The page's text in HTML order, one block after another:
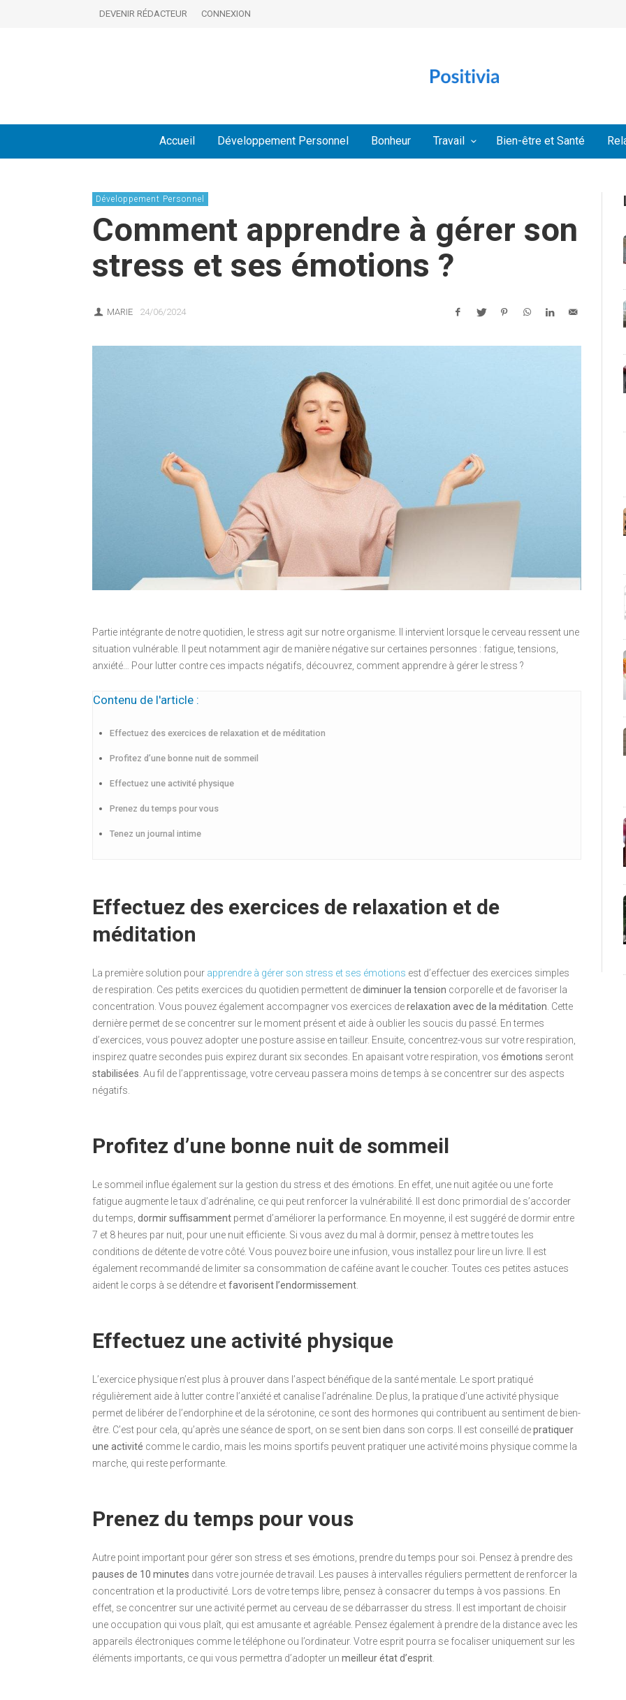
DEVENIR RÉDACTEUR CONNEXION
Accueil Développement Personnel Bonheur Travail Bien-être et Santé
Développement Personnel
Comment apprendre à gérer son
stress et ses émotions ?
MARIE 24/06/2024
Partie intégrante de notre quotidien, le stress agit sur notre organisme. Il intervient lorsque le cerveau ressent une
situation vulnérable. Il peut notamment agir de manière négative sur certaines personnes : fatigue, tensions,
anxiété… Pour lutter contre ces impacts négatifs, découvrez, comment apprendre à gérer le stress ?
Contenu de l'article :
Effectuez des exercices de relaxation et de méditation
Profitez d’une bonne nuit de sommeil
Effectuez une activité physique
Prenez du temps pour vous
Tenez un journal intime
Effectuez des exercices de relaxation et de
méditation
La première solution pour apprendre à gérer son stress et ses émotions est d’effectuer des exercices simples
de respiration. Ces petits exercices du quotidien permettent dediminuer la tension corporelle et de favoriser la
concentration. Vous pouvez également accompagner vos exercices derelaxation avec de la méditation . Cette
dernière permet de se concentrer sur le moment présent et aide à oublier les soucis du passé. En termes
d’exercices, vous pouvez adopter une posture assise en tailleur. Ensuite, concentrez-vous sur votre respiration,
inspirez quatre secondes puis expirez durant six secondes. En apaisant votre respiration, vos émotions seront
stabilisées . Au fil de l’apprentissage, votre cerveau passera moins de temps à se concentrer sur des aspects
négatifs.
Profitez d’une bonne nuit de sommeil
Le sommeil influe également sur la gestion du stress et des émotions. En effet, une nuit agitée ou une forte
fatigue augmente le taux d’adrénaline, ce qui peut renforcer la vulnérabilité. Il est donc primordial de s’accorder
du temps, dormir suffisamment permet d’améliorer la performance. En moyenne, il est suggéré de dormir entre
7 et 8 heures par nuit, pour une nuit efficiente. Si vous avez du mal à dormir, pensez à mettre toutes les
conditions de détente de votre côté. Vous pouvez boire une infusion, vous installez pour lire un livre. Il est
également recommandé de limiter sa consommation de caféine avant le coucher. Toutes ces petites astuces
aident le corps à se détendre etfavorisent l’endormissement
Effectuez une activité physique
L’exercice physique n’est plus à prouver dans l’aspect bénéfique de la santé mentale. Le sport pratiqué
régulièrement aide à lutter contre l’anxiété et canalise l’adrénaline. De plus, la pratique d’une activité physique
permet de libérer de l’endorphine et de la sérotonine, ce sont des hormones qui contribuent au sentiment de bien-
être. C’est pour cela, qu’après une séance de sport, on se sent bien dans son corps. Il est conseillé depratiquer
une activité comme le cardio, mais les moins sportifs peuvent pratiquer une activité moins physique comme la
marche, qui reste performante.
Prenez du temps pour vous
Autre point important pour gérer son stress et ses émotions, prendre du temps pour soi. Pensez à prendre des
pauses de 10 minutes dans votre journée de travail. Les pauses à intervalles réguliers permettent de renforcer la
concentration et la productivité. Lors de votre temps libre, pensez à consacrer du temps à vos passions. En
effet, se concentrer sur une activité permet au cerveau de se débarrasser du stress. Il est important de choisir
une occupation qui vous plaît, qui est amusante et agréable. Pensez également à prendre de la distance avec les
appareils électroniques comme le téléphone ou l’ordinateur. Votre esprit pourra se focaliser uniquement sur les
éléments importants, ce qui vous permettra d’adopter un meilleur état d’esprit